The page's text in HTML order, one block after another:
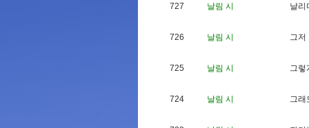
727 날림 시 날리
726 날림 시 그저
725 날림 시 그렇
724 날림 시 그래